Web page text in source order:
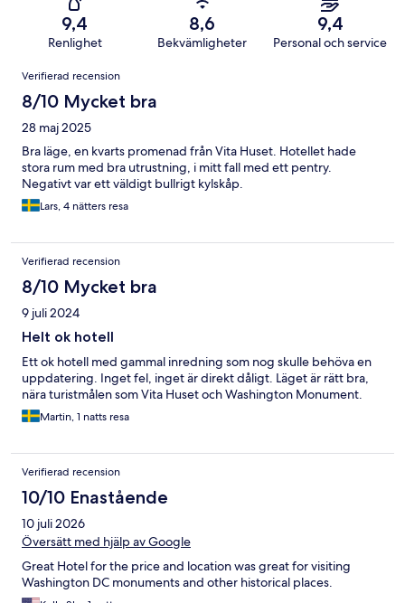
9,4
Renlighet
8,6
Bekvämligheter
9,4
Personal och service
Recensioner
Verifierad recension
8/10 Mycket bra
28 maj 2025
Bra läge, en kvarts promenad från Vita Huset. Hotellet hade
stora rum med bra utrustning, i mitt fall med ett pentry.
Negativt var ett väldigt bullrigt kylskåp.
Lars, 4 nätters resa
Verifierad recension
8/10 Mycket bra
9 juli 2024
Helt ok hotell
Ett ok hotell med gammal inredning som nog skulle behöva en
uppdatering. Inget fel, inget är direkt dåligt. Läget är rätt bra,
nära turistmålen som Vita Huset och Washington Monument.
Martin, 1 natts resa
Verifierad recension
10/10 Enastående
10 juli 2026
Översätt med hjälp av Google
Great Hotel for the price and location was great for visiting
Washington DC monuments and other historical places.